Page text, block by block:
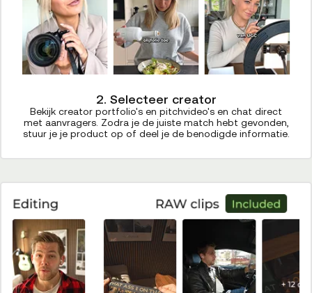
2. Selecteer creator
Bekijk creator portfolio's en pitchvideo's en chat direct
met aanvragers. Zodra je de juiste match hebt gevonden,
stuur je je product op of deel je de benodigde informatie.